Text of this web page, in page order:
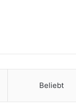
Beliebt